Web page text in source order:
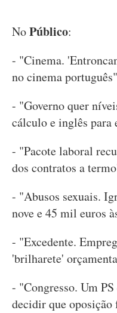
NoPúblico:
- "Cinema.
no cinema português"
- "Governo quer
cálculo e inglês para
- "Pacote laboral
dos contratos a
- "Abusos sexuais.
nove e 45 mil euros
- "Excedente.
'brilharete'
- "Congresso. Um
decidir que oposição